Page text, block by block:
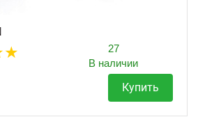
27
В наличии
Купить